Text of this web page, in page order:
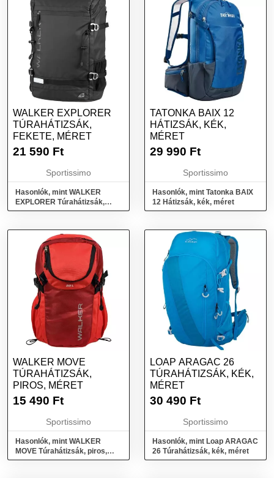
WALKER EXPLORER
TÚRAHÁTIZSÁK,
FEKETE, MÉRET
21 590 Ft
Sportissimo
Hasonlók, mint WALKER
EXPLORER Túrahátizsák,
fekete, méret
TATONKA BAIX 12
HÁTIZSÁK, KÉK,
MÉRET
29 990 Ft
Sportissimo
Hasonlók, mint Tatonka BAIX
12 Hátizsák, kék, méret
WALKER MOVE
TÚRAHÁTIZSÁK,
PIROS, MÉRET
15 490 Ft
Sportissimo
Hasonlók, mint WALKER
MOVE Túrahátizsák, piros,
méret
LOAP ARAGAC 26
TÚRAHÁTIZSÁK, KÉK,
MÉRET
30 490 Ft
Sportissimo
Hasonlók, mint Loap ARAGAC
26 Túrahátizsák, kék, méret